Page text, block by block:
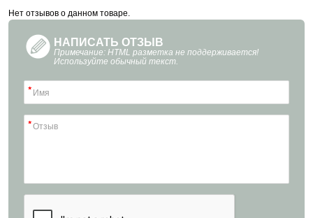
Нет отзывов о данном товаре.
НАПИСАТЬ ОТЗЫВ
Примечание: HTML разметка не поддерживается!
Используйте обычный текст.